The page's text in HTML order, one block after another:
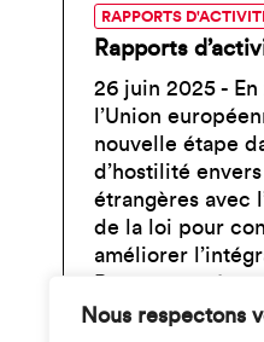
Nous respectons
RAPPORTS
Rapports
26 juin 2025 -
l’Union
nouvelle étape
d’hostilité
étrangères avec
de la loi pour
améliorer